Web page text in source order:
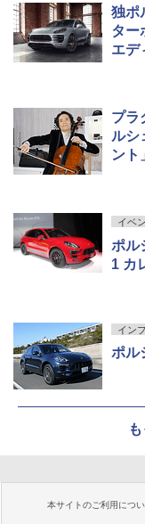
独ポ
ター
エデ
プラ
ルシ
ント
イベ
ポル
1 カ
イン
ポル
本サイトのご利用につ